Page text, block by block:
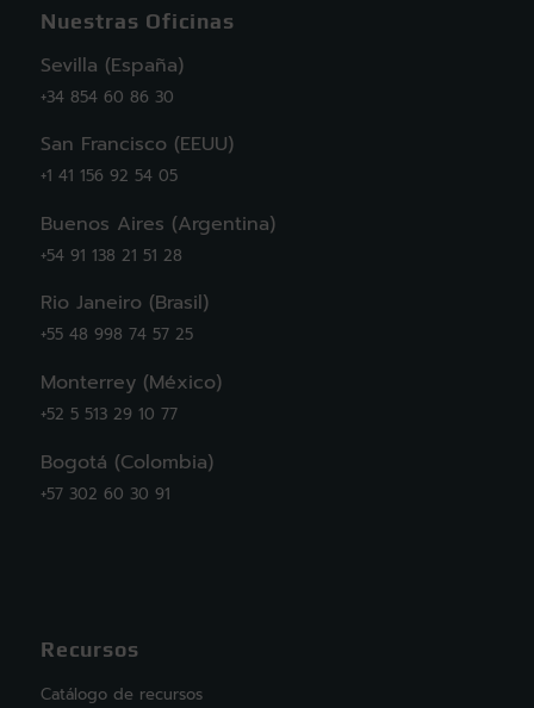
Nuestras Oficinas
Sevilla (España)
+34 854 60 86 30
San Francisco (EEUU)
+1 41 156 92 54 05
Buenos Aires (Argentina)
+54 91 138 21 51 28
Rio Janeiro (Brasil)
+55 48 998 74 57 25
Monterrey (México)
+52 5 513 29 10 77
Bogotá (Colombia)
+57 302 60 30 91
Recursos
Catálogo de recursos